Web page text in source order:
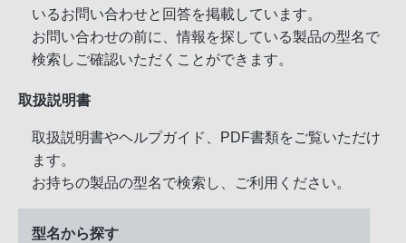
いるお問い合わせと回答を掲載しています。
お問い合わせの前に、情報を探している製品の型名で
検索しご確認いただくことができます。
取扱説明書
取扱説明書やヘルプガイド、PDF書類をご覧いただけ
ます。
お持ちの製品の型名で検索し、ご利用ください。
型名から探す